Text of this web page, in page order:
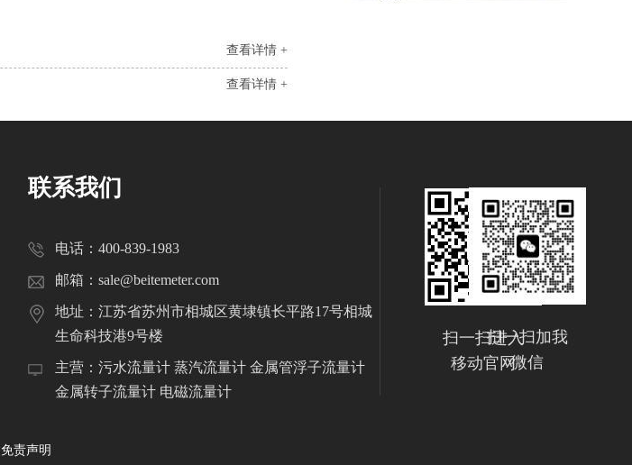
查看详情 +
查看详情 +
联系我们
电话：400-839-1983
邮箱：sale@beitemeter.com
地址：江苏省苏州市相城区黄埭镇长平路17号相城
生命科技港9号楼
主营：污水流量计 蒸汽流量计 金属管浮子流量计
金属转子流量计 电磁流量计
扫一扫进入
移动官网
扫一扫加我
微信
免责声明